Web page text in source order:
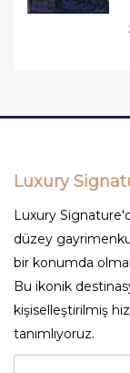
Luxury
Luxury
düzey
bir konumda
Bu ikonik
kişiselleştirilmiş
tanımlıyoruz.